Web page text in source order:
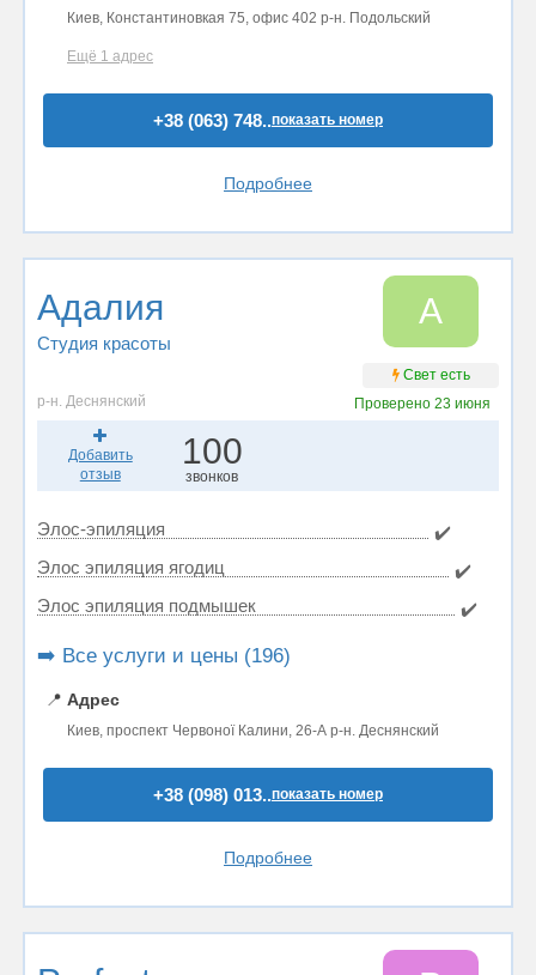
Киев, Константиновкая 75, офис 402 р-н. Подольский
Ещё 1 адрес
+38 (063) 748..показать номер
Подробнее
Адалия
Студия красоты
А
Свет есть
р-н. Деснянский
Проверено 23 июня
Добавить
отзыв
100
звонков
Элос-эпиляция
✔️
Элос эпиляция ягодиц
✔️
Элос эпиляция подмышек
✔️
➡️ Все услуги и цены (196)
📍 Адрес
Киев, проспект Червоної Калини, 26-А р-н. Деснянский
+38 (098) 013..показать номер
Подробнее